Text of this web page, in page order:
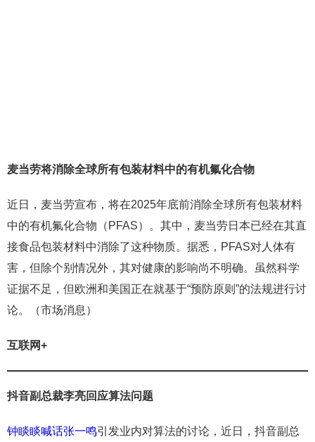
麦当劳将消除全球所有包装材料中的有机氟化合物
近日，麦当劳宣布，将在2025年底前消除全球所有包装材料
中的有机氟化合物（PFAS）。其中，麦当劳日本已经在其直
接食品包装材料中消除了这种物质。据悉，PFAS对人体有
害，但除个别情况外，其对健康的影响尚不明确。虽然科学
证据不足，但欧洲和美国正在就基于“预防原则”的法规进行讨
论。（市场消息）
互联网+
抖音副总裁李亮回应算法问题
钟睒睒喊话张一鸣引发业内对算法的讨论，近日，抖音副总